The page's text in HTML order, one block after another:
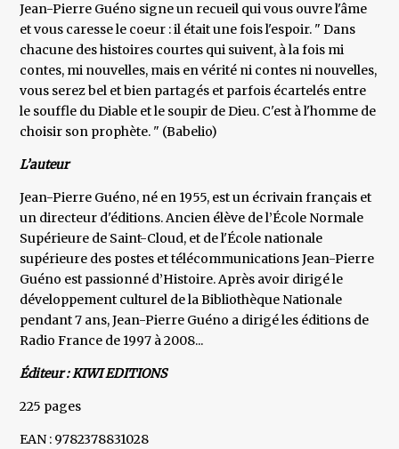
Jean-Pierre Guéno signe un recueil qui vous ouvre l'âme
et vous caresse le coeur : il était une fois l'espoir. " Dans
chacune des histoires courtes qui suivent, à la fois mi
contes, mi nouvelles, mais en vérité ni contes ni nouvelles,
vous serez bel et bien partagés et parfois écartelés entre
le souffle du Diable et le soupir de Dieu. C'est à l'homme de
choisir son prophète. " (Babelio)
L’auteur
Jean-Pierre Guéno, né en 1955, est un écrivain français et
un directeur d'éditions. Ancien élève de l’École Normale
Supérieure de Saint-Cloud, et de l'École nationale
supérieure des postes et télécommunications Jean-Pierre
Guéno est passionné d’Histoire. Après avoir dirigé le
développement culturel de la Bibliothèque Nationale
pendant 7 ans, Jean-Pierre Guéno a dirigé les éditions de
Radio France de 1997 à 2008...
Éditeur : KIWI EDITIONS
225 pages
EAN : 9782378831028